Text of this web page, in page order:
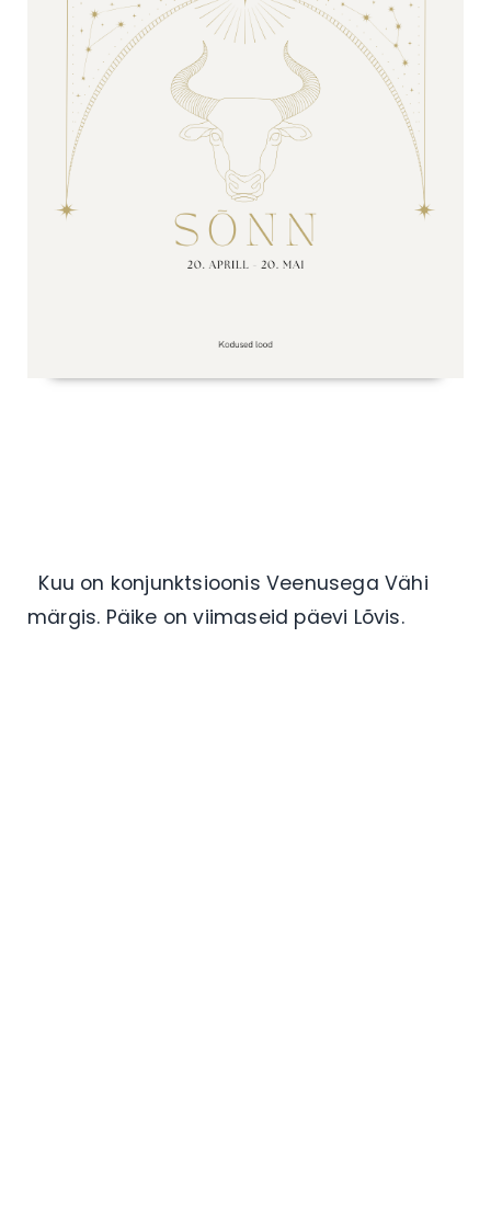
Kuu on konjunktsioonis Veenusega Vähi
märgis. Päike on viimaseid päevi Lõvis.